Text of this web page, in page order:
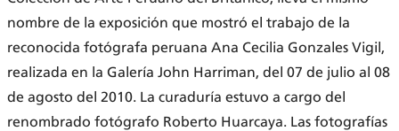
nombre de la exposición que mostró el trabajo de la
reconocida fotógrafa peruana Ana Cecilia Gonzales Vigil,
realizada en la Galería John Harriman, del 07 de julio al 08
de agosto del 2010. La curaduría estuvo a cargo del
renombrado fotógrafo Roberto Huarcaya. Las fotografías